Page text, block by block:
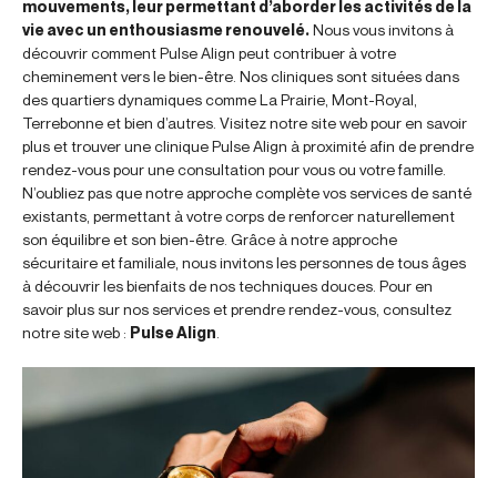
mouvements, leur permettant d’aborder les activités de la
vie avec un enthousiasme renouvelé.Nous vous invitons à
découvrir comment Pulse Align peut contribuer à votre
cheminement vers le bien-être. Nos cliniques sont situées dans
des quartiers dynamiques comme La Prairie, Mont-Royal,
Terrebonne et bien d’autres. Visitez notre site web pour en savoir
plus et trouver une clinique Pulse Align à proximité afin de prendre
rendez-vous pour une consultation pour vous ou votre famille.
N’oubliez pas que notre approche complète vos services de santé
existants, permettant à votre corps de renforcer naturellement
son équilibre et son bien-être. Grâce à notre approche
sécuritaire et familiale, nous invitons les personnes de tous âges
à découvrir les bienfaits de nos techniques douces. Pour en
savoir plus sur nos services et prendre rendez-vous, consultez
notre site web : Pulse Align